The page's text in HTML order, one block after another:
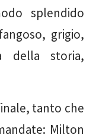
splendido
grigio,
della storia,
tanto che
Milton